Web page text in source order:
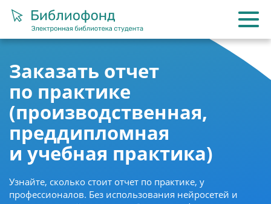
Заказать отчет
по практике
(производственная,
преддипломная
и учебная практика)
Узнайте, сколько стоит отчет по практике, у
профессионалов. Без использования нейросетей и